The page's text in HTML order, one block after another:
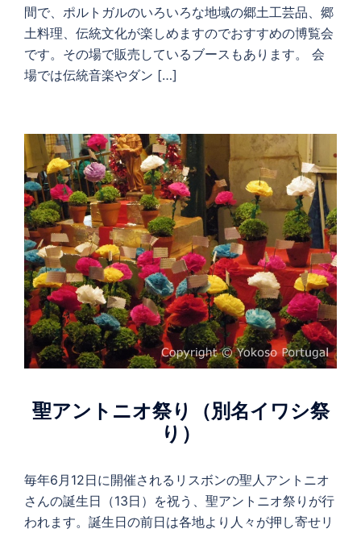
間で、ポルトガルのいろいろな地域の郷土工芸品、郷
土料理、伝統文化が楽しめますのでおすすめの博覧会
です。その場で販売しているブースもあります。 会
場では伝統音楽やダン […]
聖アントニオ祭り（別名イワシ祭
り）
毎年6月12日に開催されるリスボンの聖人アントニオ
さんの誕生日（13日）を祝う、聖アントニオ祭りが行
われます。誕生日の前日は各地より人々が押し寄せリ